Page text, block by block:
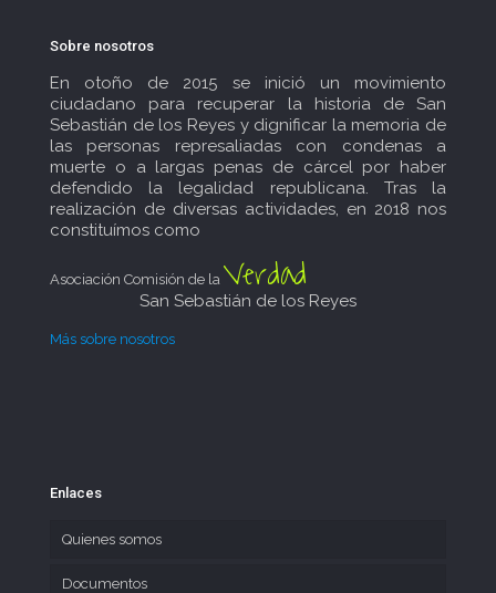
Sobre nosotros
En otoño de 2015 se inició un movimiento
ciudadano para recuperar la historia de San
Sebastián de los Reyes y dignificar la memoria de
las personas represaliadas con condenas a
muerte o a largas penas de cárcel por haber
defendido la legalidad republicana. Tras la
realización de diversas actividades, en 2018 nos
constituímos como
Asociación Comisión de la Verdad
San Sebastián de los Reyes
Más sobre nosotros
Enlaces
Quienes somos
Documentos